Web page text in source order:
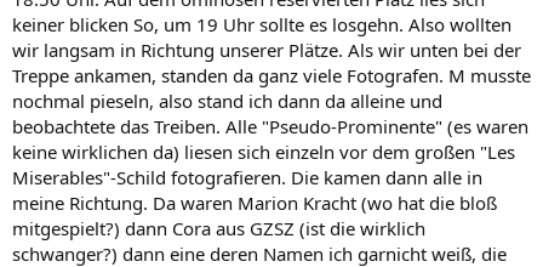
keiner blicken So, um 19 Uhr sollte es losgehn. Also wollten
wir langsam in Richtung unserer Plätze. Als wir unten bei der
Treppe ankamen, standen da ganz viele Fotografen. M musste
nochmal pieseln, also stand ich dann da alleine und
beobachtete das Treiben. Alle "Pseudo-Prominente" (es waren
keine wirklichen da) liesen sich einzeln vor dem großen "Les
Miserables"-Schild fotografieren. Die kamen dann alle in
meine Richtung. Da waren Marion Kracht (wo hat die bloß
mitgespielt?) dann Cora aus GZSZ (ist die wirklich
schwanger?) dann eine deren Namen ich garnicht weiß, die